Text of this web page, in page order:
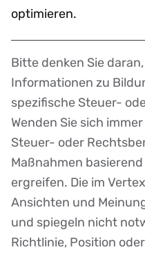
optimieren.
Disclaimer
Bitte denken Sie
Informationen zu
spezifische Steuer-
Wenden Sie sich
Steuer- oder
Maßnahmen
ergreifen. Die im
Ansichten und
und spiegeln nicht
Richtlinie, Position